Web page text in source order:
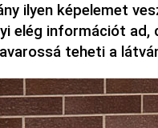
ilyen képelemet
elég információt
teheti a